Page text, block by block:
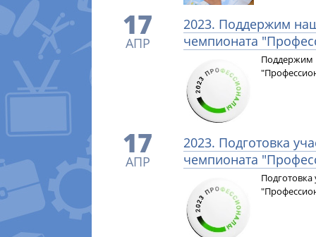
17
АПР
2023. Поддержим
чемпионата
Поддержим
17
АПР
2023. Подготовка
чемпионата